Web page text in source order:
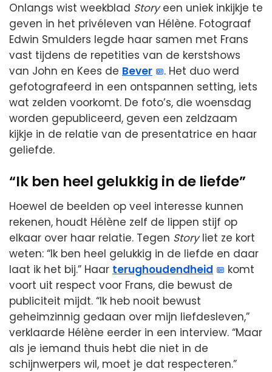
Onlangs wist weekblad Storyeen uniek inkijkje te
geven in het privéleven van Hélène. Fotograaf
Edwin Smulders legde haar samen met Frans
vast tijdens de repetities van de kerstshows
van John en Kees de Bever
. Het duo werd
gefotografeerd in een ontspannen setting, iets
wat zelden voorkomt. De foto’s, die woensdag
worden gepubliceerd, geven een zeldzaam
kijkje in de relatie van de presentatrice en haar
geliefde.
“Ik ben heel gelukkig in de liefde”
Hoewel de beelden op veel interesse kunnen
rekenen, houdt Hélène zelf de lippen stijf op
elkaar over haar relatie. Tegen Storyliet ze kort
weten: “Ik ben heel gelukkig in de liefde en daar
laat ik het bij.” Haar terughoudendheid
komt
voort uit respect voor Frans, die bewust de
publiciteit mijdt. “Ik heb nooit bewust
geheimzinnig gedaan over mijn liefdesleven,”
verklaarde Hélène eerder in een interview. “Maar
als je iemand thuis hebt die niet in de
schijnwerpers wil, moet je dat respecteren.”